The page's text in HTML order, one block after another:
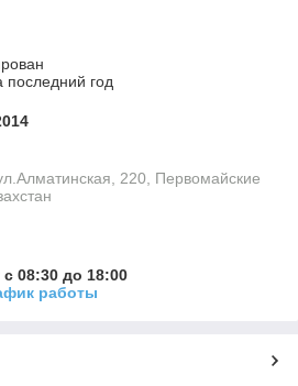
последний год
220, Первомайские
08:30 до 18:00
работы